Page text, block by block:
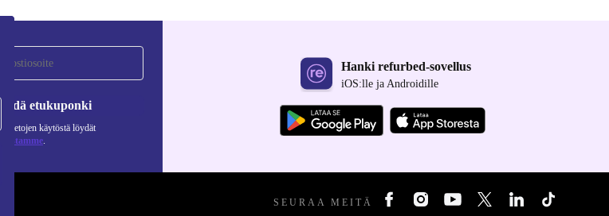
etukuponki
käytöstä löydät
.
Hanki refurbed-sovellus
iOS:lle ja Androidille
SEURAA MEITÄ